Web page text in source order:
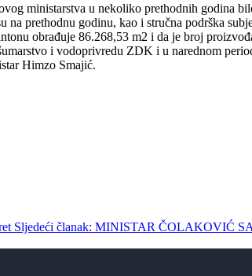
ministarstva u nekoliko prethodnih godina
prethodnu godinu, kao i stručna podrška
obrađuje 86.268,53 m2 i da je broj
i vodoprivredu ZDK i u narednom
Himzo Smajić.
Sljedeći članak: MINISTAR ČOLAKOVIĆ